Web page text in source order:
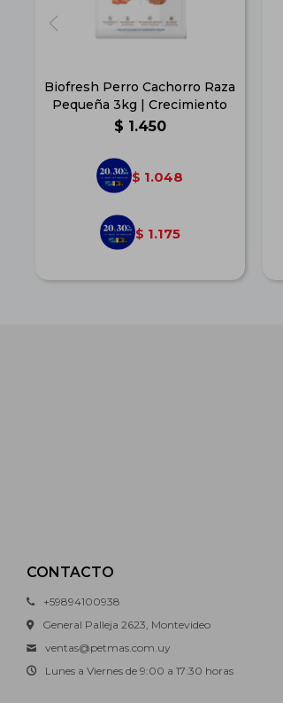
Biofresh Perro Cachorro Raza
Pequeña 3kg | Crecimiento
$ 1.450
$ 1.048
$ 1.175
CONTACTO
+59894100938
General Palleja 2623, Montevideo
ventas@petmas.com.uy
Lunes a Viernes de 9:00 a 17:30 horas